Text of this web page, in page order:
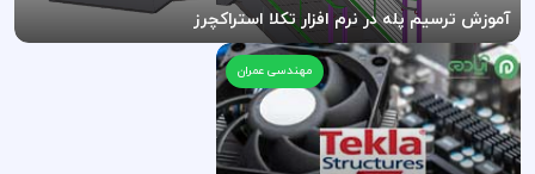
آموزش ترسیم پله در نرم افزار تکلا استراکچرز
مهندسی عمران